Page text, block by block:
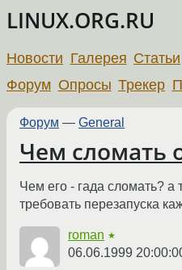
LINUX.ORG.RU
Новости Галерея Статьи
Форум Опросы Трекер
Форум — General
Чем сломать
Чем его - гада сломать? а
требовать перезапуска
roman ★
06.06.1999